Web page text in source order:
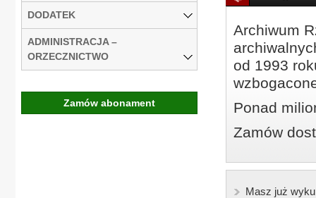
Archiwum
od 1993
Ponad
Zamów
Masz już
DODATEK
ADMINISTRACJA –
ORZECZNICTWO
Zamów abonament